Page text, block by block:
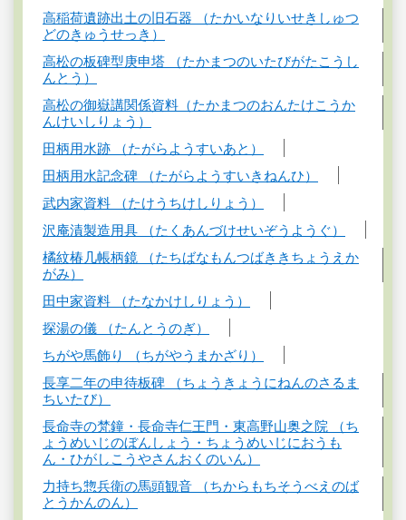
高稲荷遺跡出土の旧石器 （たかいなりいせきしゅつ
どのきゅうせっき）
高松の板碑型庚申塔 （たかまつのいたびがたこうし
んとう）
高松の御嶽講関係資料（たかまつのおんたけこうか
んけいしりょう）
田柄用水跡 （たがらようすいあと）
田柄用水記念碑 （たがらようすいきねんひ）
武内家資料 （たけうちけしりょう）
沢庵漬製造用具 （たくあんづけせいぞうようぐ）
橘紋椿几帳柄鏡 （たちばなもんつばききちょうえか
がみ）
田中家資料 （たなかけしりょう）
探湯の儀 （たんとうのぎ）
ちがや馬飾り （ちがやうまかざり）
長享二年の申待板碑 （ちょうきょうにねんのさるま
ちいたび）
長命寺の梵鐘・長命寺仁王門・東高野山奥之院 （ち
ょうめいじのぼんしょう・ちょうめいじにおうも
ん・ひがしこうやさんおくのいん）
力持ち惣兵衛の馬頭観音 （ちからもちそうべえのば
とうかんのん）